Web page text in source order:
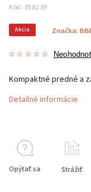
Kód: 358239
Akcia Značka:
Kompaktné predné a
Detailné informácie
Opýtať sa Strážiť